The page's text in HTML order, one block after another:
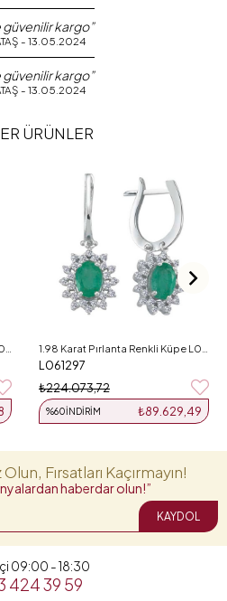
güvenilir kargo”
- 13.05.2024
güvenilir kargo”
- 13.05.2024
ÜRÜNLER
L061297
₺89.629,49
%60İNDIRIM
₺224.073,72
Fırsatları Kaçırmayın!
haberdar olun!”
KAYDOL
09:00 - 18:30
424 39 59